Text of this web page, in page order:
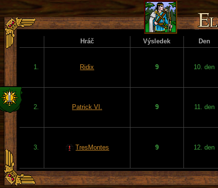
Hráč Výsledek Den
1. Ridix 9 10. den
2. Patrick VI. 9 11. den
3. TresMontes 9 12. den